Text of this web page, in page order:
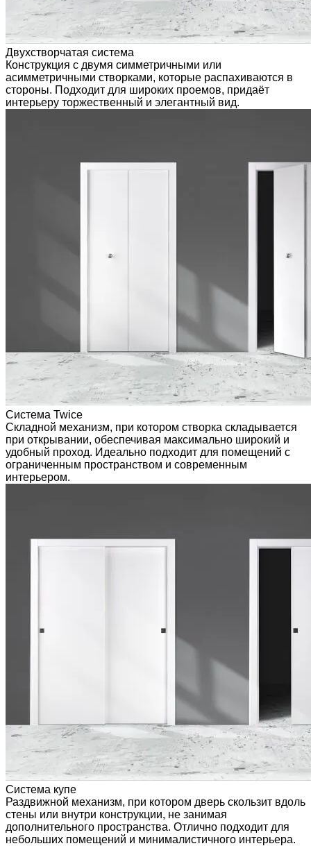
Двухстворчатая система
Конструкция с двумя симметричными или
асимметричными створками, которые распахиваются в
стороны. Подходит для широких проемов, придаёт
интерьеру торжественный и элегантный вид.
Система Twice
Складной механизм, при котором створка складывается
при открывании, обеспечивая максимально широкий и
удобный проход. Идеально подходит для помещений с
ограниченным пространством и современным
интерьером.
Система купе
Раздвижной механизм, при котором дверь скользит вдоль
стены или внутри конструкции, не занимая
дополнительного пространства. Отлично подходит для
небольших помещений и минималистичного интерьера.